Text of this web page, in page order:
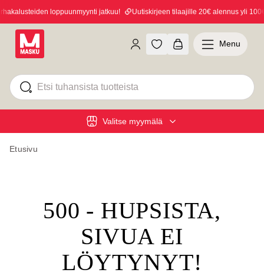
loppuunmyynti jatkuu! Uutiskirjeen tilaajille 20€ alennus yli 100€
Valitse myymälä
Menu
Etusivu
500 - HUPSISTA,
SIVUA EI
LÖYTYNYT!